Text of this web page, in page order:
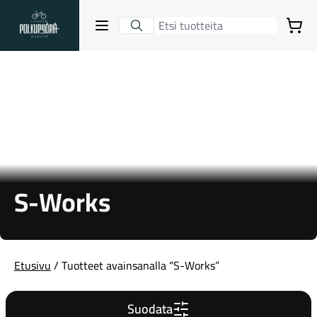
Lahden Polkupyörähuolto - etusivulle
Avaa sulje valikko Ostoskori
S-Works
Etusivu/ Tuotteet avainsanalla “S-Works”
Suodata